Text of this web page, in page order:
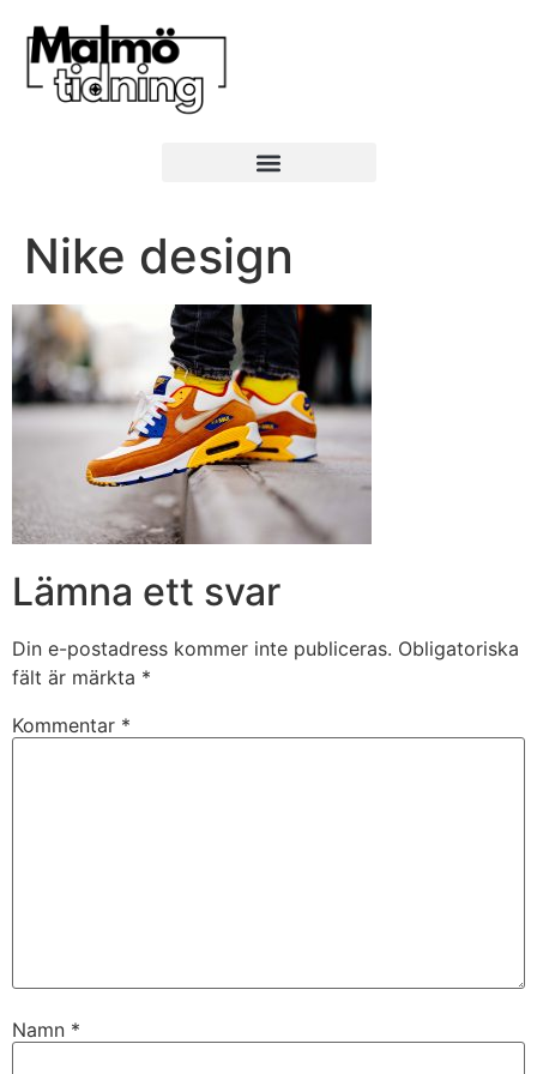
Nike design
Lämna ett svar
Din e-postadress kommer inte publiceras. Obligatoriska
fält är märkta *
Kommentar *
Namn *